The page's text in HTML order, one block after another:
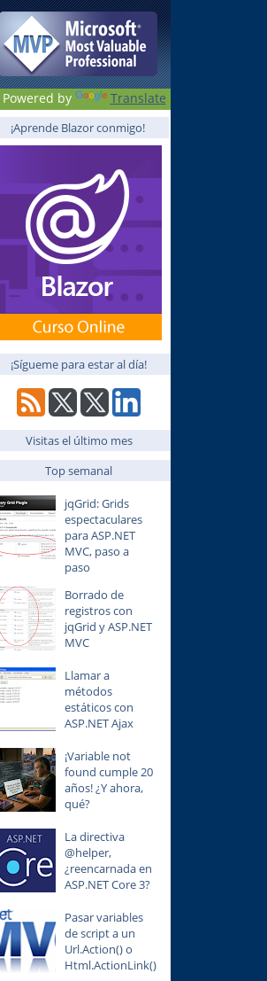
Powered by Translate
¡Aprende Blazor conmigo!
¡Sígueme para estar al día!
Visitas el último mes
Top semanal
jqGrid: Grids
espectaculares
para ASP.NET
MVC, paso a
paso
Borrado de
registros con
jqGrid y ASP.NET
MVC
Llamar a
métodos
estáticos con
ASP.NET Ajax
¡Variable not
found cumple 20
años! ¿Y ahora,
qué?
La directiva
@helper,
¿reencarnada en
ASP.NET Core 3?
Pasar variables
de script a un
Url.Action() o
Html.ActionLink()